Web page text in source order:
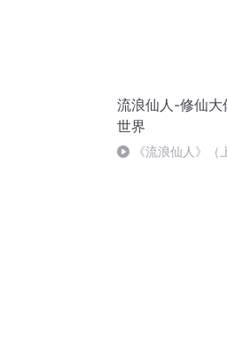
流浪仙人-修仙大
世界
《流浪仙人》（